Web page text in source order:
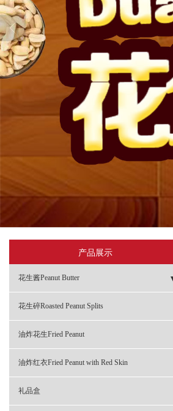
产品展示
花生酱Peanut Butter
- 原浆Pure Peanut Paste
- 颗粒型花生酱Crunchy Peanut Butter
- 柔滑型花生酱Creamy Peanut Butter
- 巧克力花生酱Chocolate Peanut Butter
花生碎Roasted Peanut Splits
油炸花生Fried Peanut
油炸红衣Fried Peanut with Red Skin
礼品盒